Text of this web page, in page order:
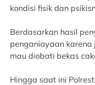
kondisi fisik dan
Berdasarkan hasil
penganiayaan karena
mau diobati bekas
Hingga saat ini